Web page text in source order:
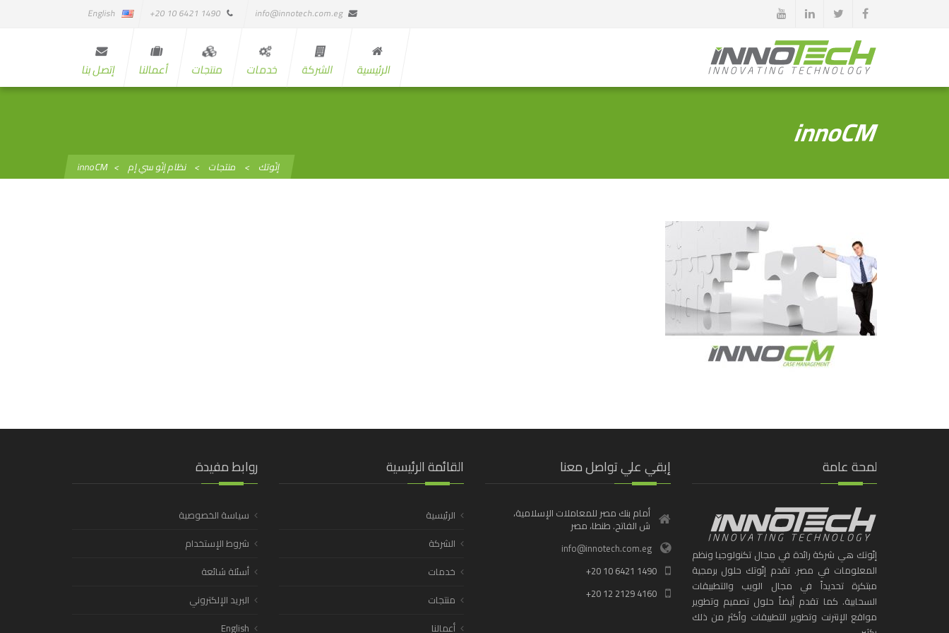
info@innotech.com.eg
1490 6421 10 20+
English
الرئيسية الشركة خدمات منتجات أعمالنا إتصل بنا
innoCM
إنّوتك > منتجات > نظام إنّو سي إم >
innoCM
لمحة عامة
إنّوتك هي شركة رائدة في مجال تكنولوجيا ونظم
المعلومات في مصر. تقدم إنّوتك حلول برمجية
مبتكرة تحديداً في مجال الويب والتطبيقات
السحابية. كما تقدم أيضاً حلول تصميم وتطوير
مواقع الإنترنت وتطوير التطبيقات وأكثر من ذلك
إبقي علي تواصل معنا
أمام بنك مصر للمعاملات الإسلامية،
ش الفاتح. طنطا، مصر
info@innotech.com.eg
+20 10 6421 1490
+20 12 2129 4160
القائمة الرئيسية
الرئيسية
الشركة
خدمات
منتجات
أعمالنا
روابط مفيدة
سياسة الخصوصية
شروط الإستخدام
أسئلة شائعة
البريد الإلكتروني
English